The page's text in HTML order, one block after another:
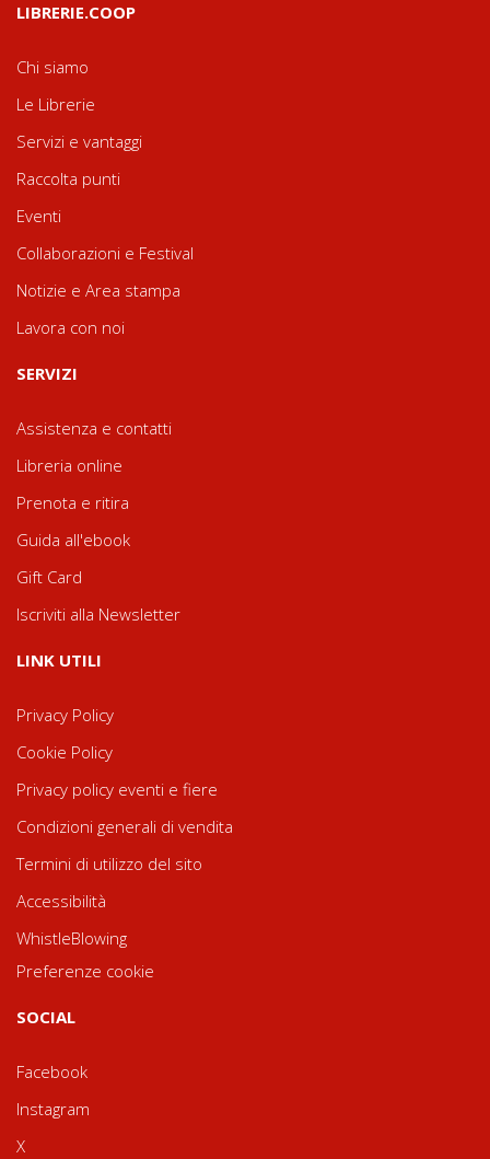
LIBRERIE.COOP
Chi siamo
Le Librerie
Servizi e vantaggi
Raccolta punti
Eventi
Collaborazioni e Festival
Notizie e Area stampa
Lavora con noi
SERVIZI
Assistenza e contatti
Libreria online
Prenota e ritira
Guida all'ebook
Gift Card
Iscriviti alla Newsletter
LINK UTILI
Privacy Policy
Cookie Policy
Privacy policy eventi e fiere
Condizioni generali di vendita
Termini di utilizzo del sito
Accessibilità
WhistleBlowing
Preferenze cookie
SOCIAL
Facebook
Instagram
X